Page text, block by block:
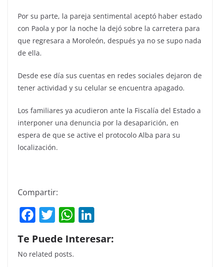
Por su parte, la pareja sentimental aceptó haber estado
con Paola y por la noche la dejó sobre la carretera para
que regresara a Moroleón, después ya no se supo nada
de ella.
Desde ese día sus cuentas en redes sociales dejaron de
tener actividad y su celular se encuentra apagado.
Los familiares ya acudieron ante la Fiscalía del Estado a
interponer una denuncia por la desaparición, en
espera de que se active el protocolo Alba para su
localización.
Compartir:
F
a
c
e
T
w
itt
er
W
h
at k
Te Puede Interesar:
No related posts.